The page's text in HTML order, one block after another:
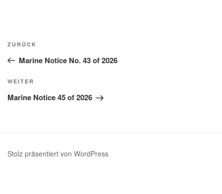
Beitragsnavigation
Vorheriger
Beitrag
ZURÜCK
Marine Notice No. 43 of 2026
Nächster
Beitrag
WEITER
Marine Notice 45 of 2026
Stolz präsentiert von WordPress